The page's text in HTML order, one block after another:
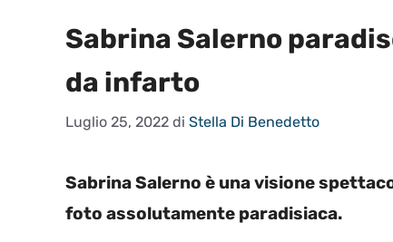
Sabrina Salerno
da infarto
Luglio 25, 2022 di Stella Di Benedetto
Sabrina Salerno è una visione
foto assolutamente paradisiaca.